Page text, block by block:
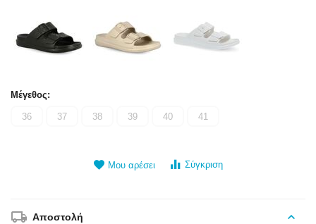
Μέγεθος:
36 37 38 39 40 41
Μου αρέσει Σύγκριση
Αποστολή